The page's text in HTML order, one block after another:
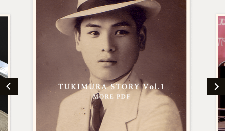
「俺は青二才 。 まだまだこっからや。」
青年は帰国して会社を立ち上げる。
仲間も店舗も増やした。ラジオの番組も始めた。
それでもまだまだ夢はある。
「日本の文化を伝えるスーツを創りたい。
そして 、服装に対する価値観を変えていきたい。」
永遠の青二才。少年の夢はもっと大きくなる。